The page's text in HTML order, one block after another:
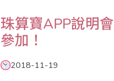
珠算寶APP說明
參加！
2018-11-19